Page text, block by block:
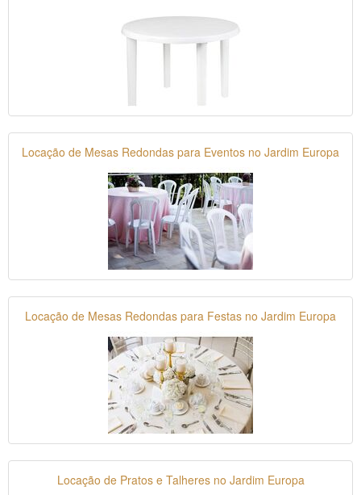
Locação de Mesas Redondas para Eventos no Jardim Europa
Locação de Mesas Redondas para Festas no Jardim Europa
Locação de Pratos e Talheres no Jardim Europa